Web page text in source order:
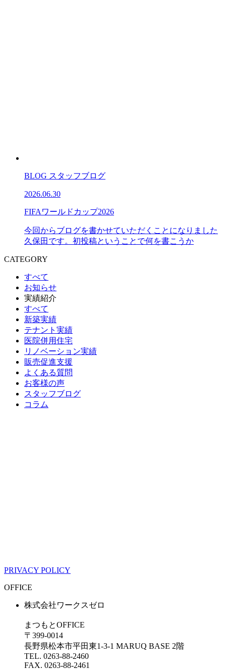
BLOG スタッフブログ
2026.06.30
FIFAワールドカップ2026
今回からブログを書かせていただくことになりました
久保田です。初投稿ということで何を書こうか
CATEGORY
すべて
お知らせ
実績紹介
すべて
新築実績
テナント実績
医院併用住宅
リノベーション実績
販売促進支援
よくある質問
お客様の声
スタッフブログ
コラム
PRIVACY POLICY
OFFICE
株式会社ワークスゼロ
まつもとOFFICE
〒399-0014
長野県松本市平田東1-3-1 MARUQ BASE 2階
TEL. 0263-88-2460
FAX. 0263-88-2461